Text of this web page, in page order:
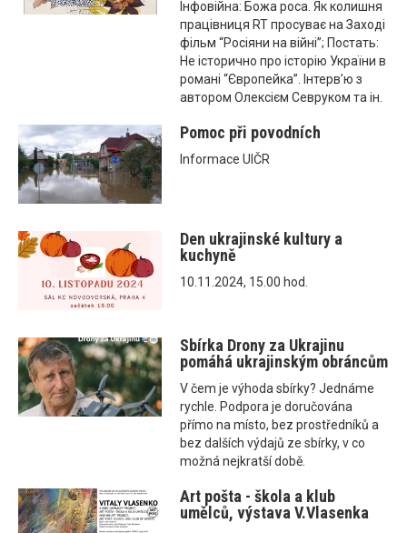
Інфовійна: Божа роса. Як колишня
працівниця RT просуває на Заході
фільм “Росіяни на війні”; Постать:
Не історично про історію України в
романі “Європейка”. Інтерв’ю з
автором Олексієм Севруком та ін.
Pomoc při povodních
Informace UIČR
Den ukrajinské kultury a
kuchyně
10.11.2024, 15.00 hod.
Sbírka Drony za Ukrajinu
pomáhá ukrajinským obráncům
V čem je výhoda sbírky? Jednáme
rychle. Podpora je doručována
přímo na místo, bez prostředníků a
bez dalších výdajů ze sbírky, v co
možná nejkratší době.
Art pošta - škola a klub
umělců, výstava V.Vlasenka